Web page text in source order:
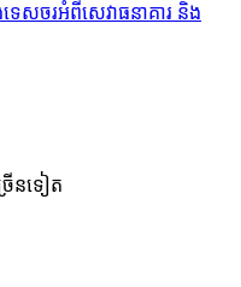
សចរអំពីសេវាធនាគារ និង
ើនទៀត